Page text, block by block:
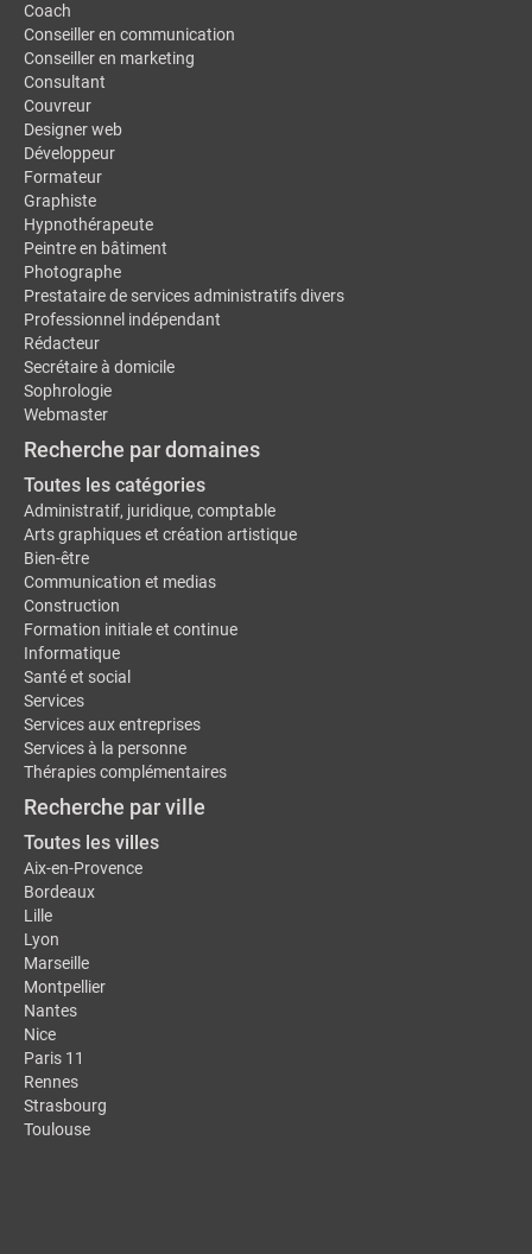
Coach
Conseiller en communication
Conseiller en marketing
Consultant
Couvreur
Designer web
Développeur
Formateur
Graphiste
Hypnothérapeute
Peintre en bâtiment
Photographe
Prestataire de services administratifs divers
Professionnel indépendant
Rédacteur
Secrétaire à domicile
Sophrologie
Webmaster
Recherche par domaines
Toutes les catégories
Administratif, juridique, comptable
Arts graphiques et création artistique
Bien-être
Communication et medias
Construction
Formation initiale et continue
Informatique
Santé et social
Services
Services aux entreprises
Services à la personne
Thérapies complémentaires
Recherche par ville
Toutes les villes
Aix-en-Provence
Bordeaux
Lille
Lyon
Marseille
Montpellier
Nantes
Nice
Paris 11
Rennes
Strasbourg
Toulouse